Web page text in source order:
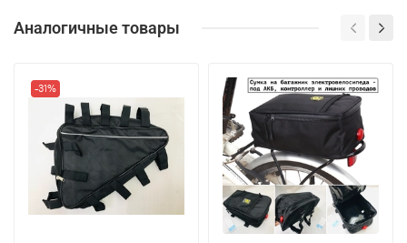
Аналогичные товары
-31%